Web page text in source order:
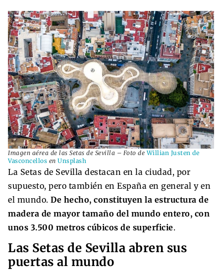
Imagen aérea de las Setas de Sevilla – Foto deWillian Justen de
Vasconcellos en Unsplash
La Setas de Sevilla destacan en la ciudad, por
supuesto, pero también en España en general y en
el mundo. De hecho, constituyen la estructura de
madera de mayor tamaño del mundo entero, con
unos 3.500 metros cúbicos de superficie.
Las Setas de Sevilla abren sus
puertas al mundo